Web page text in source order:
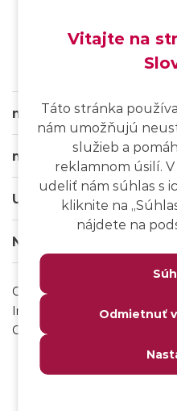
msg life Slovakia
msg life Group
Užitočné odkazy
Naše weby
Ochrana osobných údajov
Impressum
Odhlásenie sa z msg IT
Vitajte na
Táto stránka
nám umožňujú
služieb a
reklamnom úsilí.
udeliť nám súhlas s
kliknite na
nájdete na
Odmietnuť